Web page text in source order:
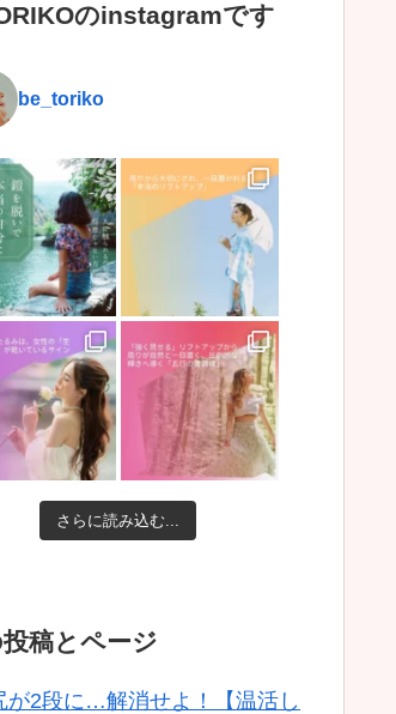
のinstagramです
be_toriko
さらに読み込む...
投稿とページ
が2段に…解消せよ！【温活し